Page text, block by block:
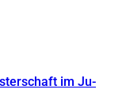
im Ju-